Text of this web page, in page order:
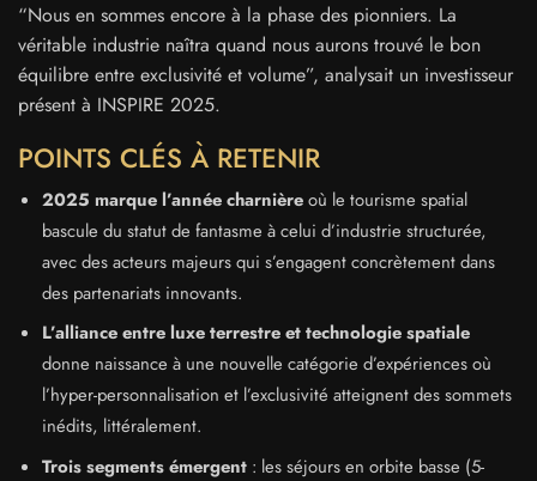
“Nous en sommes encore à la phase des pionniers. La
véritable industrie naîtra quand nous aurons trouvé le bon
équilibre entre exclusivité et volume”, analysait un investisseur
présent à INSPIRE 2025.
POINTS CLÉS À RETENIR
2025 marque l’année charnièreoù le tourisme spatial
bascule du statut de fantasme à celui d’industrie structurée,
avec des acteurs majeurs qui s’engagent concrètement dans
des partenariats innovants.
L’alliance entre luxe terrestre et technologie spatiale
donne naissance à une nouvelle catégorie d’expériences où
l’hyper-personnalisation et l’exclusivité atteignent des sommets
inédits, littéralement.
Trois segments émergent : les séjours en orbite basse (5-